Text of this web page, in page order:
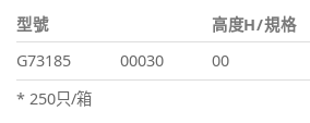
型號 高度H/規格
G73185
00030 00
* 250只/箱